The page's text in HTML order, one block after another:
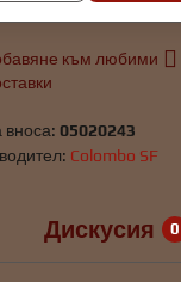
към любими
вноса:05020243
Colombo SF
Дискусия 0